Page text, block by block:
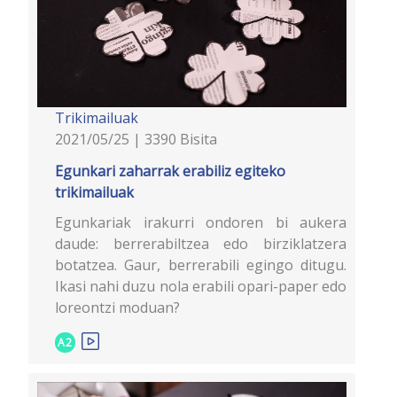
Trikimailuak
2021/05/25 | 3390 Bisita
Egunkari zaharrak erabiliz egiteko
trikimailuak
Egunkariak irakurri ondoren bi aukera
daude: berrerabiltzea edo birziklatzera
botatzea. Gaur, berrerabili egingo ditugu.
Ikasi nahi duzu nola erabili opari-paper edo
loreontzi moduan?
A2